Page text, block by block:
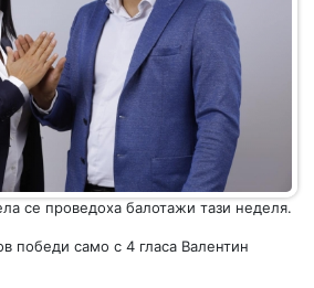
се проведоха балотажи тази неделя.
победи само с 4 гласа Валентин